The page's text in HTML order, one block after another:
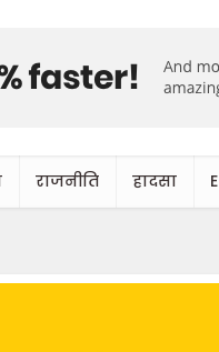
राजनीति हादसा